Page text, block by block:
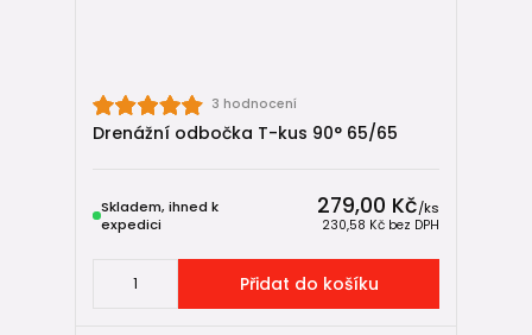
3 hodnocení
Drenážní odbočka T-kus 90° 65/65
279,00 Kč/ks
230,58 Kč bez DPH
Skladem, ihned k
expedici
Přidat do košíku